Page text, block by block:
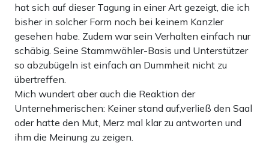
hat sich auf dieser Tagung in einer Art gezeigt, die ich
bisher in solcher Form noch bei keinem Kanzler
gesehen habe. Zudem war sein Verhalten einfach nur
schäbig. Seine Stammwähler-Basis und Unterstützer
so abzubügeln ist einfach an Dummheit nicht zu
übertreffen.
Mich wundert aber auch die Reaktion der
Unternehmerischen: Keiner stand auf,verließ den Saal
oder hatte den Mut, Merz mal klar zu antworten und
ihm die Meinung zu zeigen.